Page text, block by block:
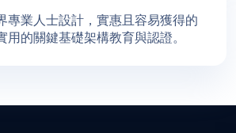
專業人士設計，實惠且容易獲得的
用的關鍵基礎架構教育與認證。